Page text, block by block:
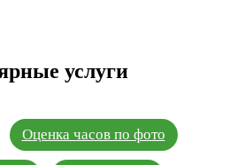
услуги
Оценка часов по фото